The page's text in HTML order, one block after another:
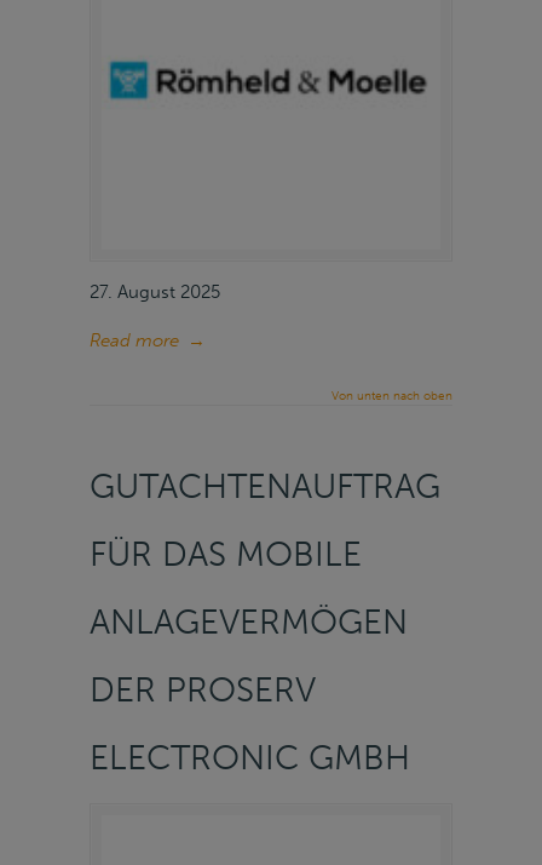
27. August 2025
Read more →
Von unten nach oben
GUTACHTENAUFTRAG
FÜR DAS MOBILE
ANLAGEVERMÖGEN
DER PROSERV
ELECTRONIC GMBH